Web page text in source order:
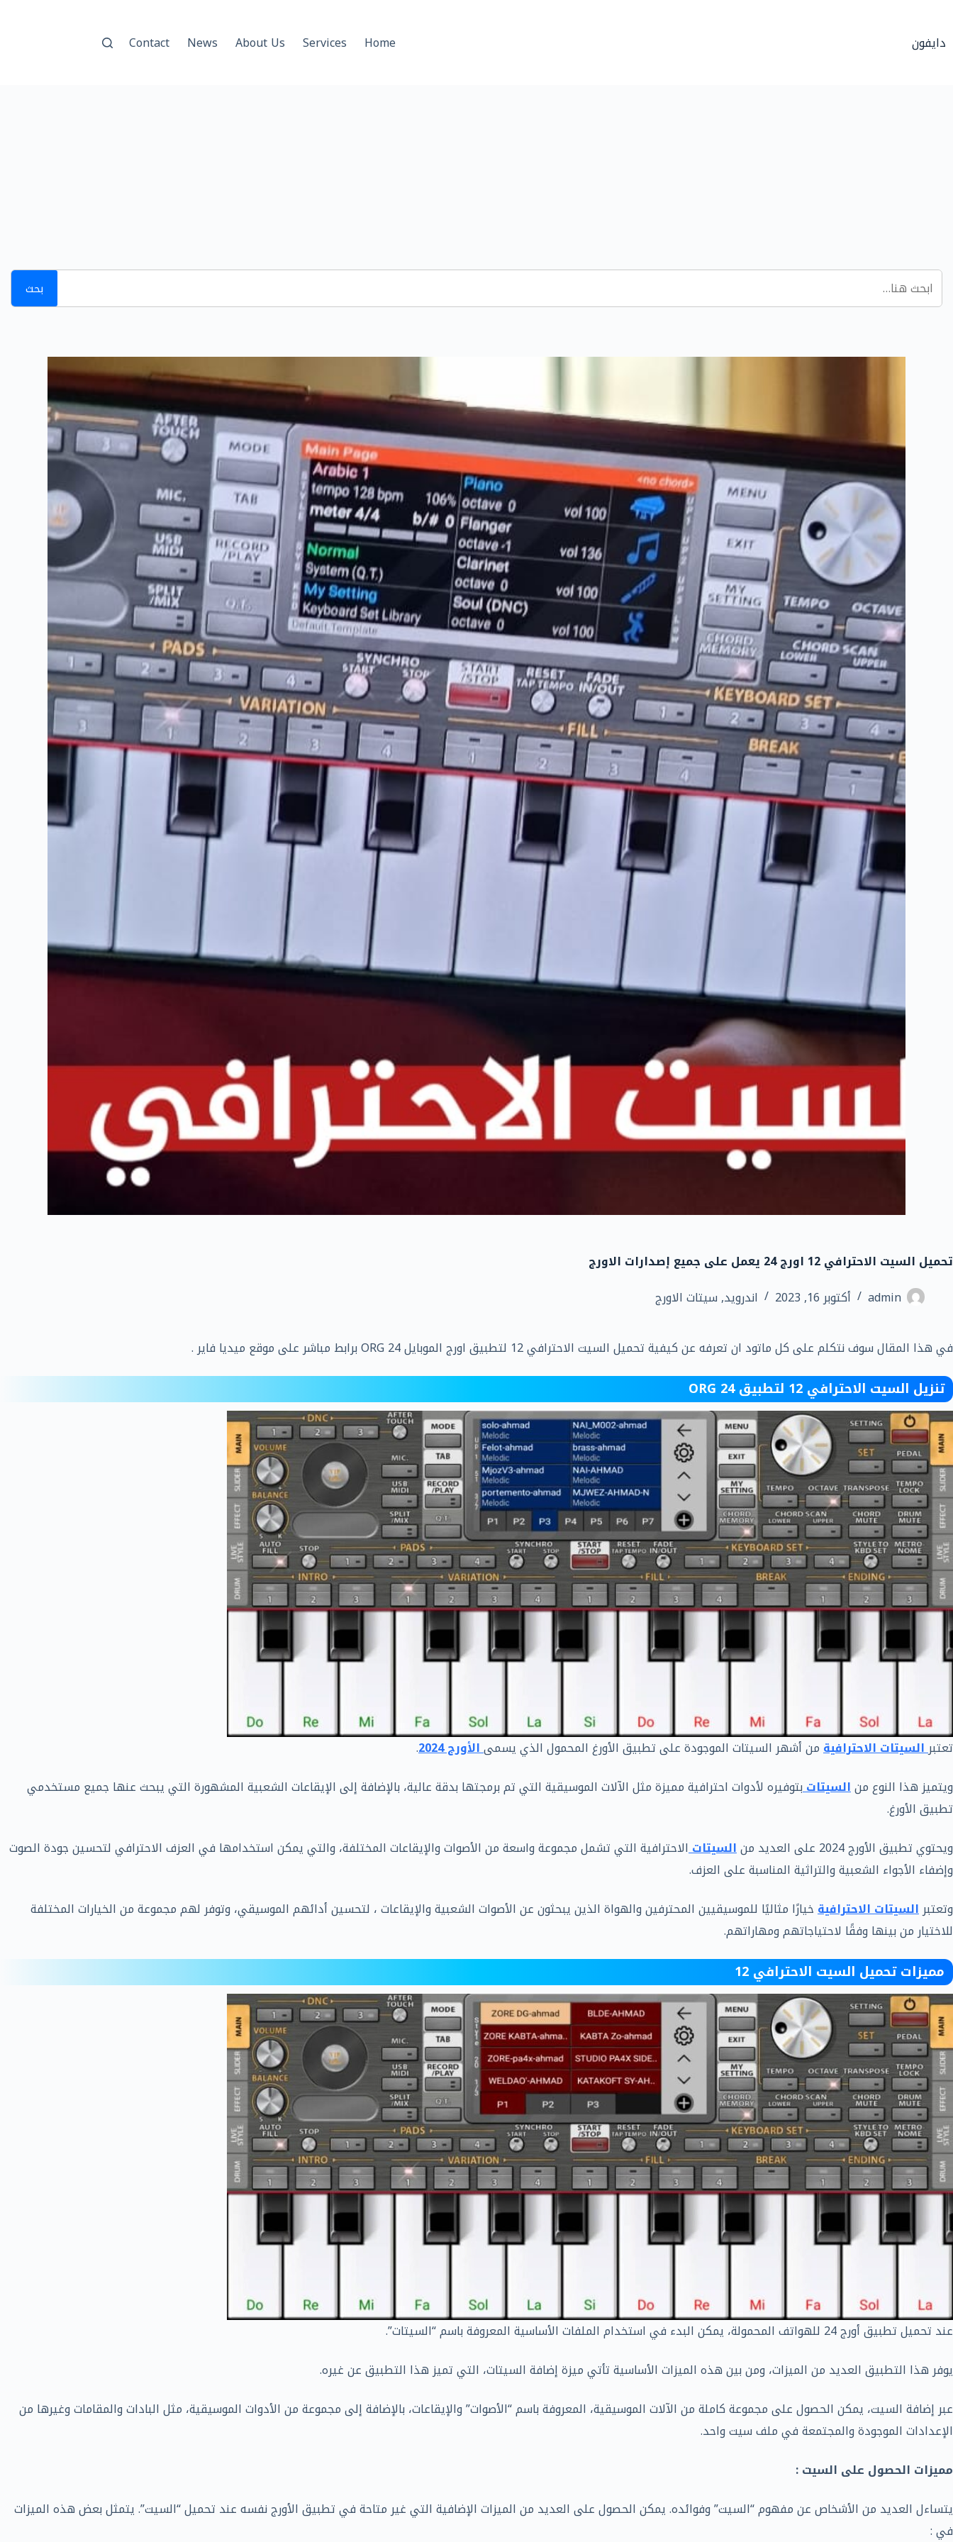
المحتوى
دايفون Home
Services
About Us
News
Contact
بحث
تحميل السيت الاحترافي 12 اورج 24 يعمل على جميع إصدارات الاورج
admin
أكتوبر 16, 2023 اندرويد,سيتات الاورج
في هذا المقال سوف نتكلم على كل ماتود ان تعرفه عن كيفية تحميل السيت الاحترافي 12 لتطبيق اورج الموبايل ORG 24 برابط مباشر على موقع ميديا فاير .
تنزيل السيت الاحترافي 12 لتطبيق ORG 24
تعتبرالسيتات الاحترافيةمن أشهر السيتات الموجودة على تطبيق الأورغ المحمول الذي يسمىالأورج 2024
.
ويتميز هذا النوع منالسيتاتبتوفيره لأدوات احترافية مميزة مثل الآلات الموسيقية التي تم برمجتها بدقة عالية، بالإضافة إلى الإيقاعات الشعبية المشهورة التي يبحث عنها جميع مستخدمي
تطبيق الأورغ.
ويحتوي تطبيق الأورج 2024 على العديد من
السيتاتالاحترافية التي تشمل مجموعة واسعة من الأصوات والإيقاعات المختلفة، والتي يمكن استخدامها في العزف الاحترافي لتحسين جودة الصوت
وإضفاء الأجواء الشعبية والتراثية المناسبة على العزف.
وتعتبرالسيتات الاحترافيةخيارًا مثاليًا للموسيقيين المحترفين والهواة الذين يبحثون عن الأصوات الشعبية والإيقاعات ، لتحسين أدائهم الموسيقي، وتوفر لهم مجموعة من الخيارات المختلفة
للاختيار من بينها وفقًا لاحتياجاتهم ومهاراتهم.
مميزات تحميل السيت الاحترافي 12
عند تحميل تطبيق أورج 24 للهواتف المحمولة، يمكن البدء في استخدام الملفات الأساسية المعروفة باسم “السيتات”.
يوفر هذا التطبيق العديد من الميزات، ومن بين هذه الميزات الأساسية تأتي ميزة إضافة السيتات، التي تميز هذا التطبيق عن غيره.
عبر إضافة السيت، يمكن الحصول على مجموعة كاملة من الآلات الموسيقية، المعروفة باسم “الأصوات” والإيقاعات، بالإضافة إلى مجموعة من الأدوات الموسيقية، مثل البادات والمقامات وغيرها من
الإعدادات الموجودة والمجتمعة في ملف سيت واحد.
مميزات الحصول على السيت :
يتساءل العديد من الأشخاص عن مفهوم “السيت” وفوائده. يمكن الحصول على العديد من الميزات الإضافية التي غير متاحة في تطبيق الأورج نفسه عند تحميل “السيت”. يتمثل بعض هذه الميزات
في :